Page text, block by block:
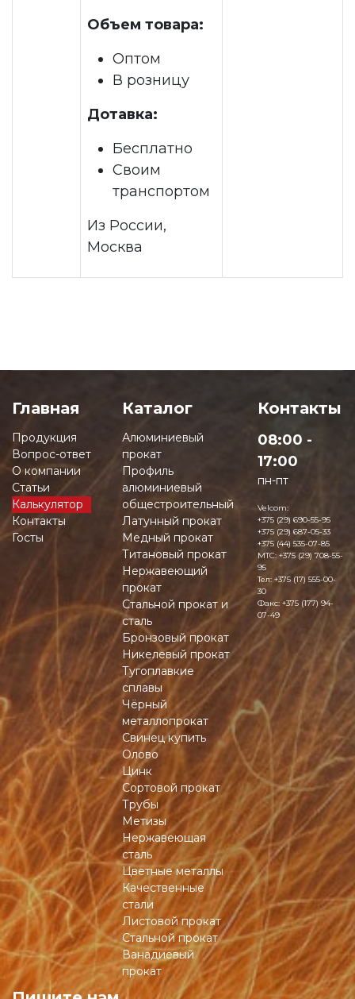
Объем товара:
Оптом
В розницу
Дотавка:
Бесплатно
Своим
транспортом
Из России,
Москва
Главная
Продукция
Вопрос-ответ
О компании
Статьи
Калькулятор
Контакты
Госты
Каталог
Алюминиевый
прокат
Профиль
алюминиевый
общестроительный
Латунный прокат
Медный прокат
Титановый прокат
Нержавеющий
прокат
Стальной прокат и
сталь
Бронзовый прокат
Никелевый прокат
Тугоплавкие
сплавы
Чёрный
металлопрокат
Свинец купить
Олово
Цинк
Сортовой прокат
Трубы
Метизы
Нержавеющая
сталь
Цветные металлы
Качественные
стали
Листовой прокат
Стальной прокат
Ванадиевый
прокат
Контакты
08:00 -
17:00
пн-пт
Velcom:
+375 (29) 690-55-95
+375 (29) 687-05-33
+375 (44) 535-07-85
MTC:+375 (29) 708-55-
95
Тел: +375 (17) 555-00-
30
Факс: +375 (177) 94-
07-49